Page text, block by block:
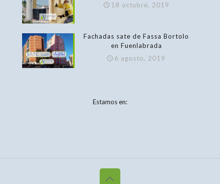
18 octubre, 2019
Fachadas sate de Fassa Bortolo
en Fuenlabrada
6 agosto, 2019
Estamos en: